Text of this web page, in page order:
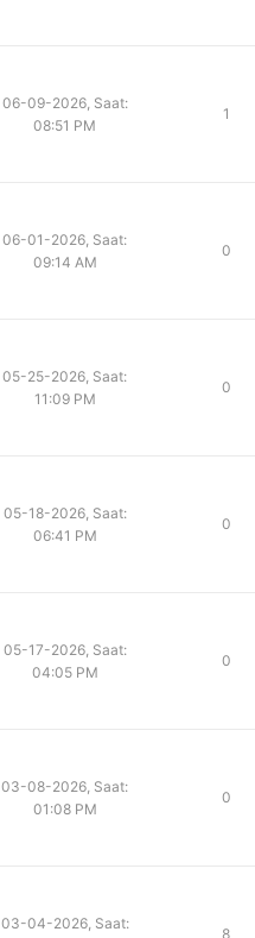
06-09-2026, Saat:
08:51 PM
1
06-01-2026, Saat:
09:14 AM
0
05-25-2026, Saat:
11:09 PM
0
05-18-2026, Saat:
06:41 PM
0
05-17-2026, Saat:
04:05 PM
0
03-08-2026, Saat:
01:08 PM
0
03-04-2026, Saat:
8